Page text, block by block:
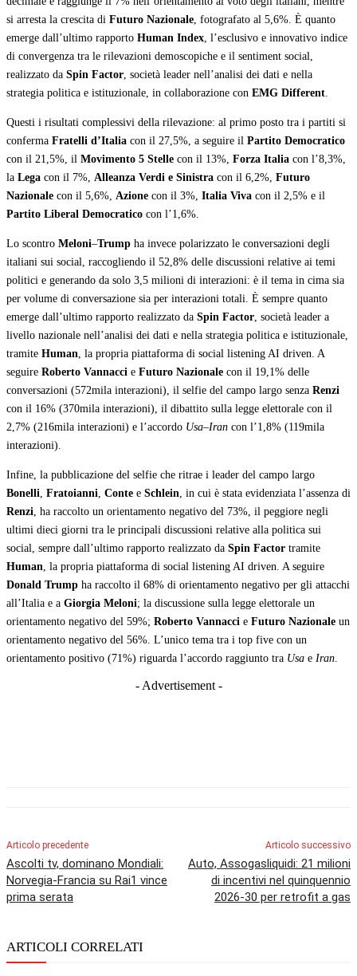
si arresta la crescita di Futuro Nazionale, fotografato al 5,6%. È quanto
emerge dall’ultimo rapporto Human Index, l’esclusivo e innovativo indice
di convergenza tra le rilevazioni demoscopiche e il sentiment social,
realizzato da Spin Factor, società leader nell’analisi dei dati e nella
strategia politica e istituzionale, in collaborazione con EMG Different.
Questi i risultati complessivi della rilevazione: al primo posto tra i partiti si
conferma Fratelli d’Italia con il 27,5%, a seguire il Partito Democratico
con il 21,5%, il Movimento 5 Stelle con il 13%, Forza Italia con l’8,3%,
la Lega con il 7%, Alleanza Verdi e Sinistra con il 6,2%, Futuro
Nazionale con il 5,6%, Azione con il 3%, Italia Viva con il 2,5% e il
Partito Liberal Democratico con l’1,6%.
Lo scontro Meloni–Trump ha invece polarizzato le conversazioni degli
italiani sui social, raccogliendo il 52,8% delle discussioni relative ai temi
politici e generando da solo 3,5 milioni di interazioni: è il tema in cima sia
per volume di conversazione sia per interazioni totali. È sempre quanto
emerge dall’ultimo rapporto realizzato da Spin Factor, società leader a
livello nazionale nell’analisi dei dati e nella strategia politica e istituzionale,
tramite Human, la propria piattaforma di social listening AI driven. A
seguire Roberto Vannacci e Futuro Nazionale con il 19,1% delle
conversazioni (572mila interazioni), il selfie del campo largo senza Renzi
con il 16% (370mila interazioni), il dibattito sulla legge elettorale con il
2,7% (216mila interazioni) e l’accordo Usa–Iran con l’1,8% (119mila
interazioni).
Infine, la pubblicazione del selfie che ritrae i leader del campo largo
Bonelli, Fratoianni, Conte e Schlein, in cui è stata evidenziata l’assenza di
Renzi, ha raccolto un orientamento negativo del 73%, il peggiore negli
ultimi dieci giorni tra le principali discussioni relative alla politica sui
social, sempre dall’ultimo rapporto realizzato da Spin Factor tramite
Human, la propria piattaforma di social listening AI driven. A seguire
Donald Trump ha raccolto il 68% di orientamento negativo per gli attacchi
all’Italia e a Giorgia Meloni; la discussione sulla legge elettorale un
orientamento negativo del 59%; Roberto Vannacci e Futuro Nazionale un
orientamento negativo del 56%. L’unico tema tra i top five con un
orientamento positivo (71%) riguarda l’accordo raggiunto tra Usa e Iran.
- Advertisement -
Articolo precedente
Ascolti tv, dominano Mondiali:
Norvegia-Francia su Rai1 vince
prima serata
Articolo successivo
Auto, Assogasliquidi: 21 milioni
di incentivi nel quinquennio
2026-30 per retrofit a gas
ARTICOLI CORRELATI